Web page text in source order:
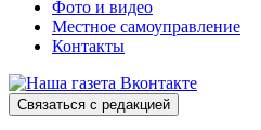
Фото и видео
Местное самоуправление
Контакты
Связаться с редакцией